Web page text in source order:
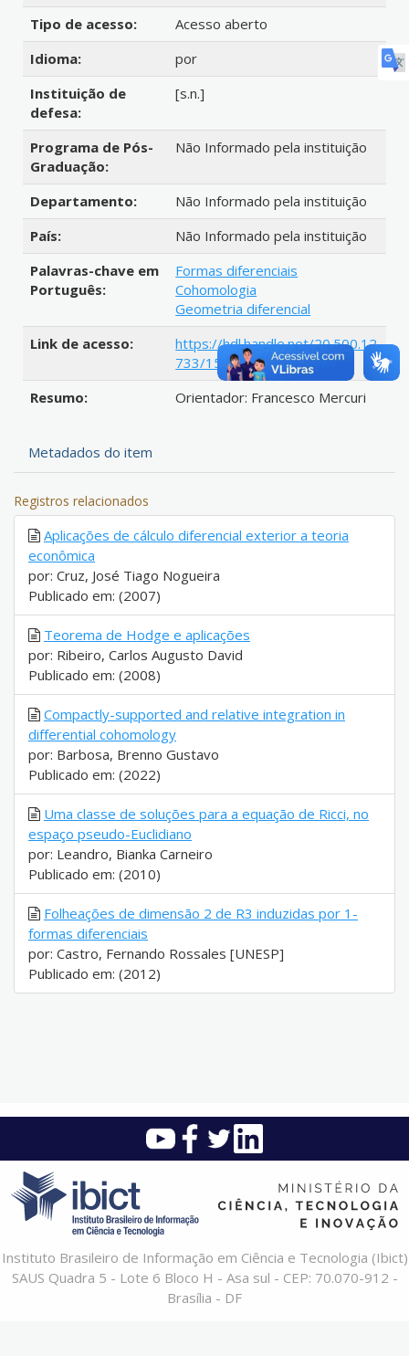
Tipo de acesso:
Acesso aberto
Idioma:
por
Instituição de
defesa:
[s.n.]
Programa de Pós-
Graduação:
Não Informado pela instituição
Departamento:
Não Informado pela instituição
País:
Não Informado pela instituição
Palavras-chave em
Português:
Formas diferenciais
Cohomologia
Geometria diferencial
Link de acesso:
https://hdl.handle.net/20.500.12
733/1598874
Resumo:
Orientador: Francesco Mercuri
Metadados do item
Registros relacionados
Aplicações de cálculo diferencial exterior a teoria
econômica
por: Cruz, José Tiago Nogueira
Publicado em: (2007)
Teorema de Hodge e aplicações
por: Ribeiro, Carlos Augusto David
Publicado em: (2008)
Compactly-supported and relative integration in
differential cohomology
por: Barbosa, Brenno Gustavo
Publicado em: (2022)
Uma classe de soluções para a equação de Ricci, no
espaço pseudo-Euclidiano
por: Leandro, Bianka Carneiro
Publicado em: (2010)
Folheações de dimensão 2 de R3 induzidas por 1-
formas diferenciais
por: Castro, Fernando Rossales [UNESP]
Publicado em: (2012)
Instituto Brasileiro de Informação em Ciência e Tecnologia (Ibict)
SAUS Quadra 5 - Lote 6 Bloco H - Asa sul - CEP: 70.070-912 -
Brasília - DF